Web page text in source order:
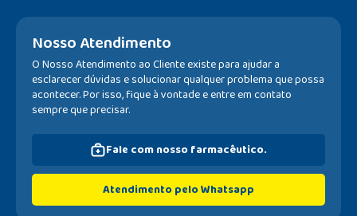
Nosso Atendimento
O Nosso Atendimento ao Cliente existe para ajudar a
esclarecer dúvidas e solucionar qualquer problema que possa
acontecer. Por isso, fique à vontade e entre em contato
sempre que precisar.
Fale com nosso farmacêutico.
Atendimento pelo Whatsapp